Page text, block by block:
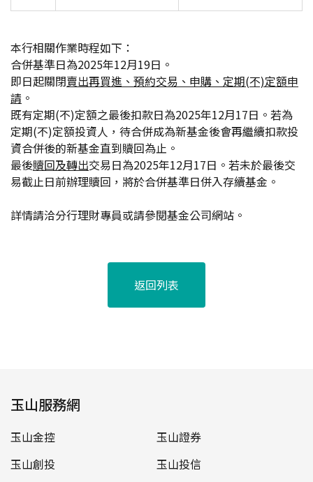
本行相關作業時程如下：
合併基準日為2025年12月19日。
即日起關閉賣出再買進、預約交易、申購、定期(不)定額申
請 。
既有定期(不)定額之最後扣款日為2025年12月17日。若為
定期(不)定額投資人，待合併成為新基金後會再繼續扣款投
資合併後的新基金直到贖回為止。
最後贖回及轉出交易日為2025年12月17日。若未於最後交
易截止日前辦理贖回，將於合併基準日併入存續基金。
詳情請洽分行理財專員或請參閱基金公司網站。
返回列表
玉山服務網
玉山金控
玉山證券
玉山創投
玉山投信